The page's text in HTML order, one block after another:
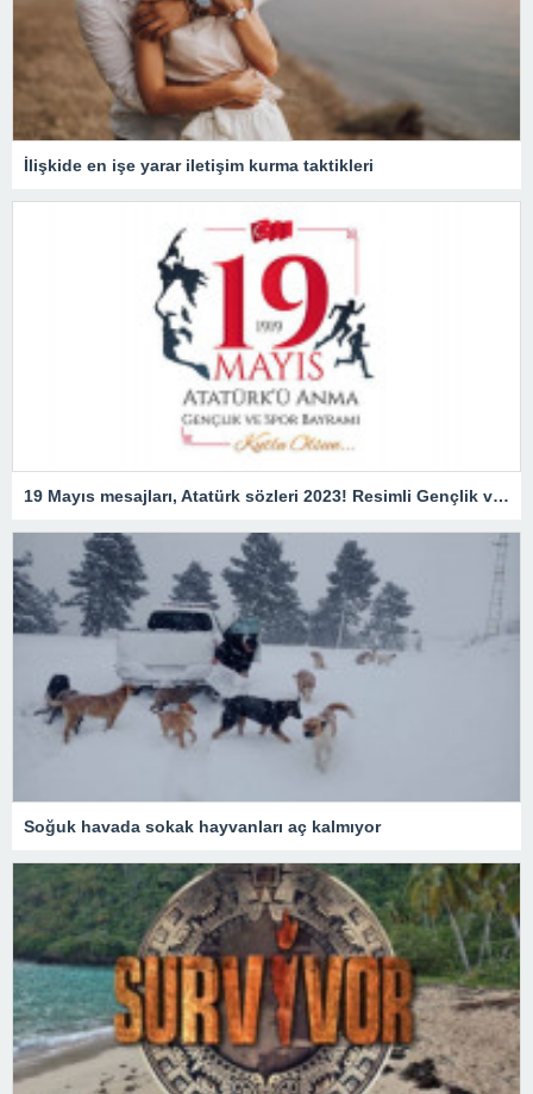
İlişkide en işe yarar iletişim kurma taktikleri
19 Mayıs mesajları, Atatürk sözleri 2023! Resimli Gençlik ve Spor Bayramı ile ilgili sözler, kutlama mesajları!
Soğuk havada sokak hayvanları aç kalmıyor